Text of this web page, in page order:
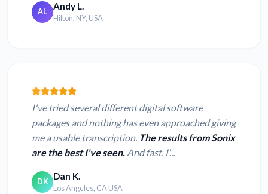
AL Andy L.
Hilton, NY, USA
I've tried several different digital software
packages and nothing has even approached giving
me a usable transcription. The results from Sonix
are the best I've seen. And fast. I'...
DK Dan K.
Los Angeles, CA USA